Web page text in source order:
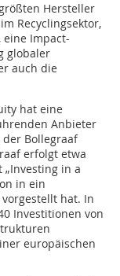
Hersteller
Recy­clingsektor,
eine Impact-
globaler
auch die
hat eine
Anbieter
Bollegraaf
erfolgt etwa
„Investing in a
in ein
hat. In
Investitionen von
europäischen